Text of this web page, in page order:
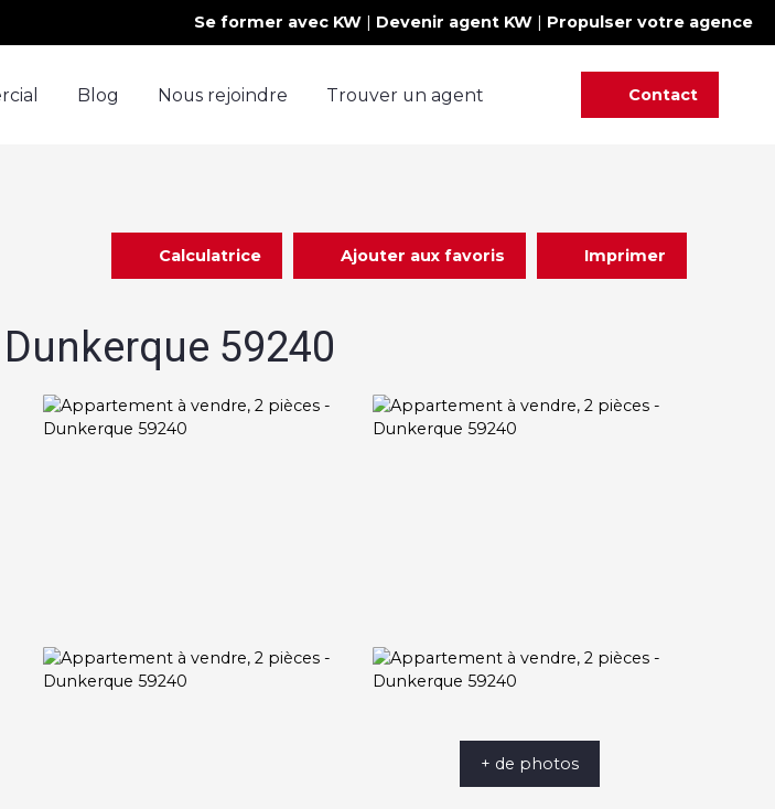
Se former avec KW | Devenir agent KW | Propulser votre agence
Blog Nous rejoindre Trouver un agent Contact
Calculatrice Ajouter aux favoris Imprimer
59240
+ de photos